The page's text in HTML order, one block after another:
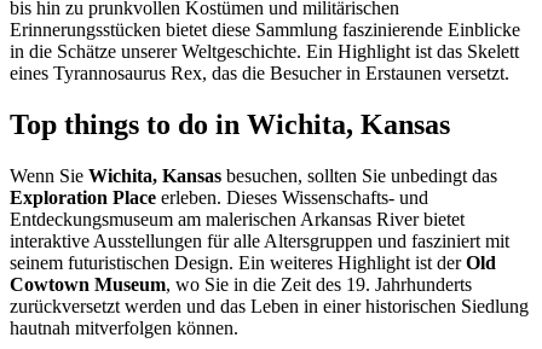
bis hin zu prunkvollen Kostümen und militärischen
Erinnerungsstücken bietet diese Sammlung faszinierende Einblicke
in die Schätze unserer Weltgeschichte. Ein Highlight ist das Skelett
eines Tyrannosaurus Rex, das die Besucher in Erstaunen versetzt.
Top things to do in Wichita, Kansas
Wenn Sie Wichita, Kansas besuchen, sollten Sie unbedingt das
Exploration Place erleben. Dieses Wissenschafts- und
Entdeckungsmuseum am malerischen Arkansas River bietet
interaktive Ausstellungen für alle Altersgruppen und fasziniert mit
seinem futuristischen Design. Ein weiteres Highlight ist derOld
Cowtown Museum, wo Sie in die Zeit des 19. Jahrhunderts
zurückversetzt werden und das Leben in einer historischen Siedlung
hautnah mitverfolgen können.